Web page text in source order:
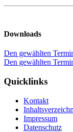
Downloads
Den gewählten
Den gewählten
Quicklinks
Kontakt
Impressum
Datenschutz